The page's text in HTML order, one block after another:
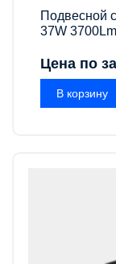
Подвесной
37W
Цена по
В корзину